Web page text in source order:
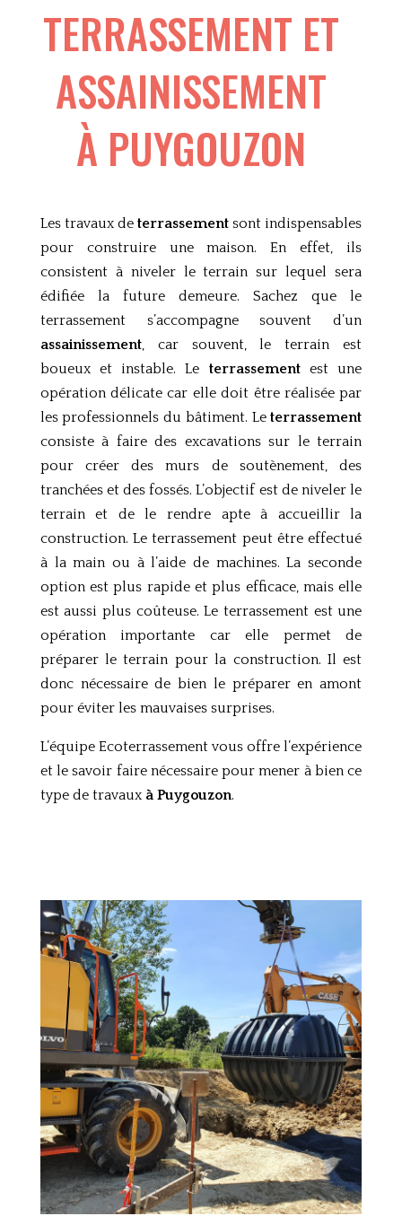
TERRASSEMENT ET
ASSAINISSEMENT
À PUYGOUZON
Les travaux deterrassement sont indispensables
pour construire une maison. En effet, ils
consistent à niveler le terrain sur lequel sera
édifiée la future demeure. Sachez que le
terrassement s’accompagne souvent d’un
assainissement, car souvent, le terrain est
boueux et instable. Le terrassementest une
opération délicate car elle doit être réalisée par
les professionnels du bâtiment. Leterrassement
consiste à faire des excavations sur le terrain
pour créer des murs de soutènement, des
tranchées et des fossés. L’objectif est de niveler le
terrain et de le rendre apte à accueillir la
construction. Le terrassement peut être effectué
à la main ou à l’aide de machines. La seconde
option est plus rapide et plus efficace, mais elle
est aussi plus coûteuse. Le terrassement est une
opération importante car elle permet de
préparer le terrain pour la construction. Il est
donc nécessaire de bien le préparer en amont
pour éviter les mauvaises surprises.
L’équipe Ecoterrassement vous offre l’expérience
et le savoir faire nécessaire pour mener à bien ce
type de travaux à Puygouzon.